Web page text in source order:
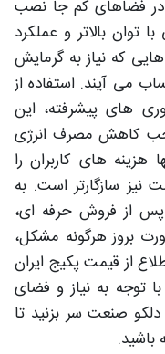
فضاهای کم جا نصب
توان بالاتر و عملکرد
که نیاز به گرمایش
می آیند. استفاده از
های پیشرفته، این
کاهش مصرف انرژی
های کاربران را
سازگارتر است. به
پس از فروش حرفه ای،
بروز هرگونه مشکل،
از قیمت پکیج ایران
توجه به نیاز و فضای
صنعت سر بزنید تا
باشید.